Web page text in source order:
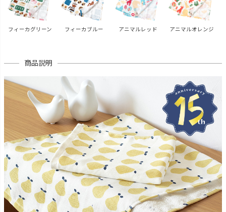
フィーカグリーン フィーカブルー アニマルレッド アニマルオレンジ
商品説明